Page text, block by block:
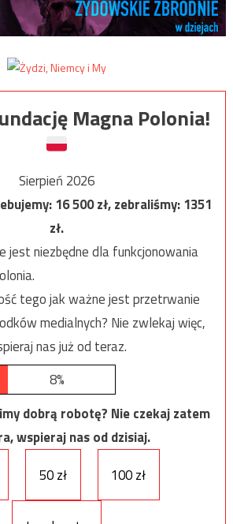
Magna Polonia!
Sierpień 2026
16 500zł, zebraliśmy:1351
zł.
jest niezbędne dla funkcjonowania
tego jak ważne jest przetrwanie
medialnych? Nie zwlekaj więc,
nas już od teraz.
8%
dobrą robotę? Nie czekaj zatem
wspieraj nas od dzisiaj.
50 zł 100 zł